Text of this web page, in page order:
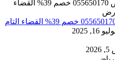
مكافحة حشرات بالرياض 055650170 خصم 39% القضاء التام
16, 2025